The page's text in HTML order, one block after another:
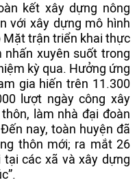
kết xây dựng nông
với xây dựng mô hình
Mặt trận triển khai thực
xuyên suốt trong
kỳ qua. Hưởng ứng
gia hiến trên 11.300
lượt ngày công xây
làm nhà đại đoàn
nay, toàn huyện đã
thôn mới; ra mắt 26
các xã và xây dựng